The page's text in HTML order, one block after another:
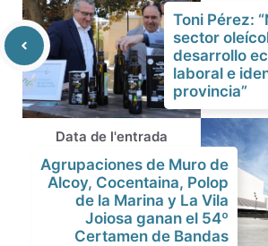
Toni Pérez:
sector
desarrollo
laboral e
provincia”
Data de l'entrada
Agrupaciones de Muro de
Alcoy, Cocentaina, Polop
de la Marina y La Vila
Joiosa ganan el 54º
Certamen de Bandas